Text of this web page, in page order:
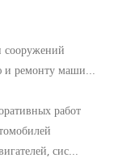
сооружений
и ремонту маши...
работ
сис...